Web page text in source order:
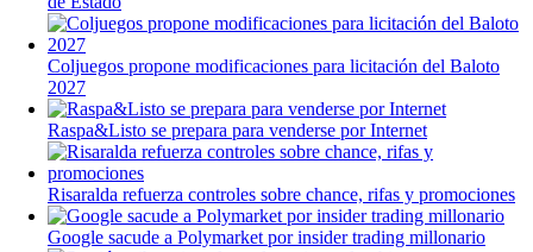
Coljuegos propone modificaciones para licitación del Baloto
2027
Raspa&Listo se prepara para venderse por Internet
Risaralda refuerza controles sobre chance, rifas y promociones
Google sacude a Polymarket por insider trading millonario